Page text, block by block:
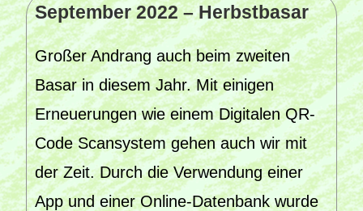
September 2022 – Herbstbasar
Großer Andrang auch beim zweiten
Basar in diesem Jahr. Mit einigen
Erneuerungen wie einem Digitalen QR-
Code Scansystem gehen auch wir mit
der Zeit. Durch die Verwendung einer
App und einer Online-Datenbank wurde